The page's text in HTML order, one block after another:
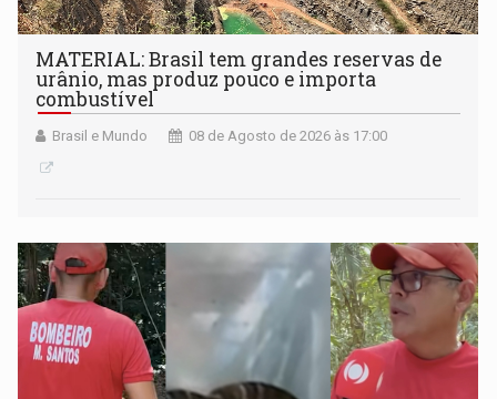
MATERIAL: Brasil tem grandes reservas de
urânio, mas produz pouco e importa
combustível
Brasil e Mundo 08 de Agosto de 2026 às 17:00